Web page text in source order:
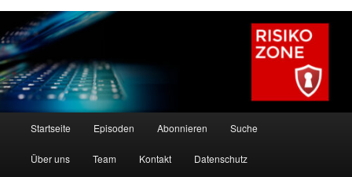
Startseite Episoden Abonnieren Suche
Über uns Team Kontakt Datenschutz